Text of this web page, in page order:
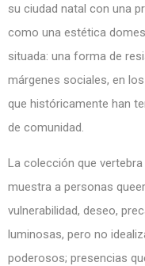
su ciudad natal con una
como una estética
situada: una forma de
márgenes sociales, en
que históricamente han
de comunidad.
La colección que vertebra
muestra a personas
vulnerabilidad, deseo,
luminosas, pero no
poderosos; presencias